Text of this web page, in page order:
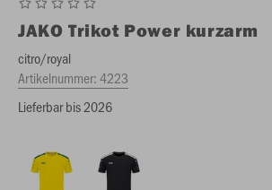
JAKO Trikot Power kurzarm
citro/royal
Artikelnummer:4223
Lieferbar bis 2026